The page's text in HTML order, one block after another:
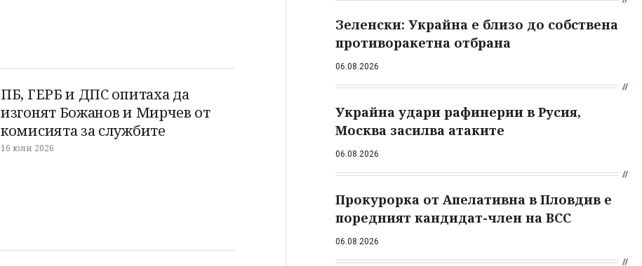
ПБ, ГЕРБ и ДПС опитаха да
изгонят Божанов и Мирчев от
комисията за службите
16 юли 2026
Зеленски: Украйна е близо до собствена
противоракетна отбрана
06.08.2026
Украйна удари рафинерии в Русия,
Москва засилва атаките
06.08.2026
Прокурорка от Апелативна в Пловдив е
поредният кандидат-член на ВСС
06.08.2026